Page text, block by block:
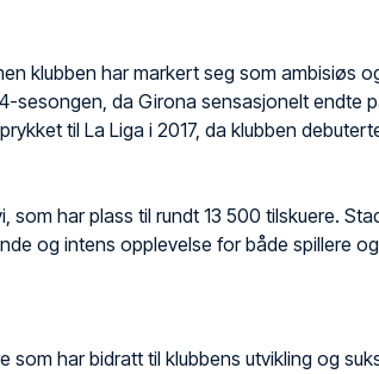
klubben har markert seg som ambisiøs
da Girona sensasjonelt endte
til La Liga i 2017, da klubben
som har plass til rundt 13 500 tilskuere.
og intens opplevelse for både spillere
har bidratt til klubbens utvikling og